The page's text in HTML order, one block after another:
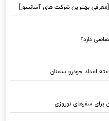
بهترین شرکت های آسانسور]
دارد؟
برای سفرهای نوروزی